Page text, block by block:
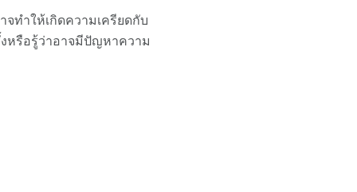
ทำให้เกิดความเครียดกับ
หรือรู้ว่าอาจมีปัญหาความ